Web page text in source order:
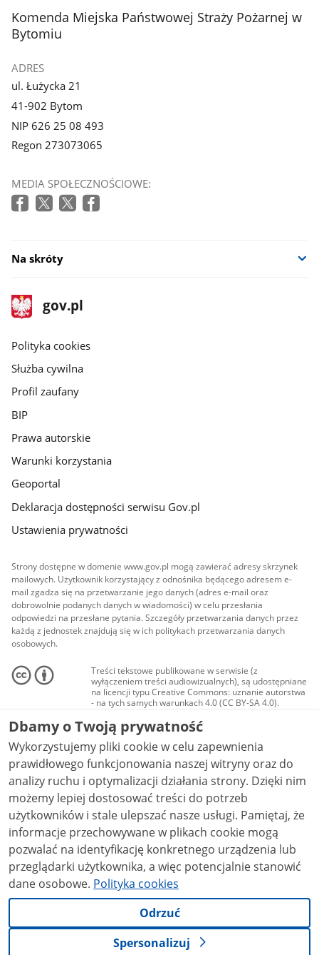
galerii.
stopka
Komenda Miejska Państwowej Straży Pożarnej w
Bytomiu
ADRES
ul. Łużycka 21
41-902 Bytom
NIP 626 25 08 493
Regon 273073065
MEDIA SPOŁECZNOŚCIOWE:
Na skróty
stopka
gov.pl
Strona
gov.pl
gov.pl
Polityka cookies
Służba cywilna
Profil zaufany
BIP
Prawa autorskie
Warunki korzystania
Geoportal
Deklaracja dostępności serwisu Gov.pl
Ustawienia prywatności
Strony dostępne w domenie www.gov.pl mogą zawierać adresy skrzynek
mailowych. Użytkownik korzystający z odnośnika będącego adresem e-
mail zgadza się na przetwarzanie jego danych (adres e-mail oraz
dobrowolnie podanych danych w wiadomości) w celu przesłania
odpowiedzi na przesłane pytania. Szczegóły przetwarzania danych przez
każdą z jednostek znajdują się w ich politykach przetwarzania danych
osobowych.
Treści tekstowe publikowane w serwisie (z
wyłączeniem treści audiowizualnych), są udostępniane
na licencji typu Creative Commons: uznanie autorstwa
- na tych samych warunkach 4.0 (CC BY-SA 4.0).
Materiały audiowizualne, w tym zdjęcia, materiały
audio i wideo, są udostępniane na licencji typu
Creative Commons: uznanie autorstwa użycie
niekomercyjne - bez utworów zależnych 4.0 (CC BY-
NC-ND 4.0), o ile nie jest to stwierdzone inaczej.
Dbamy o Twoją prywatność
Wykorzystujemy pliki cookie w celu zapewnienia
prawidłowego funkcjonowania naszej witryny oraz do
analizy ruchu i optymalizacji działania strony. Dzięki nim
możemy lepiej dostosować treści do potrzeb
użytkowników i stale ulepszać nasze usługi. Pamiętaj, że
informacje przechowywane w plikach cookie mogą
pozwalać na identyfikację konkretnego urządzenia lub
przeglądarki użytkownika, a więc potencjalnie stanowić
dane osobowe. Polityka cookies
Odrzuć
Spersonalizuj